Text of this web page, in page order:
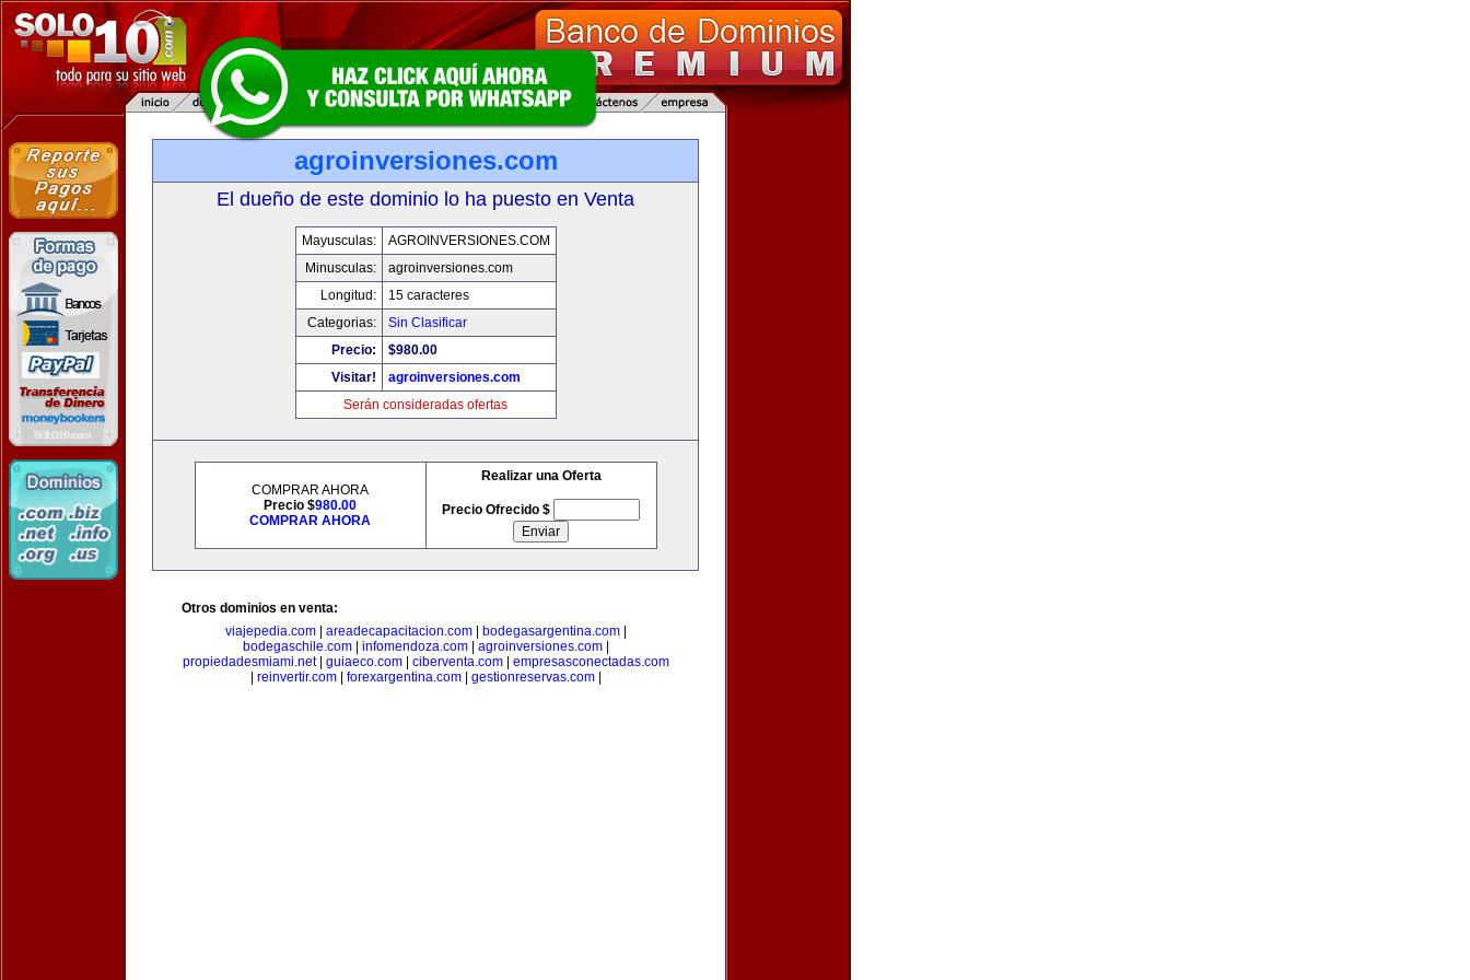
agroinversiones.com
El dueño de este dominio lo ha puesto en Venta
Mayusculas:
AGROINVERSIONES.COM
Minusculas:
agroinversiones.com
Longitud:
15 caracteres
Categorias:
Sin Clasificar
Precio:
$980.00
Visitar!
agroinversiones.com
Serán consideradas ofertas
COMPRAR AHORA
Precio $980.00
COMPRAR AHORA
Realizar una Oferta
Precio Ofrecido $
Otros dominios en venta:
viajepedia.com| areadecapacitacion.com| bodegasargentina.com|
bodegaschile.com| infomendoza.com| agroinversiones.com|
propiedadesmiami.net| guiaeco.com| ciberventa.com| empresasconectadas.com
reinvertir.com| forexargentina.com| gestionreservas.com|